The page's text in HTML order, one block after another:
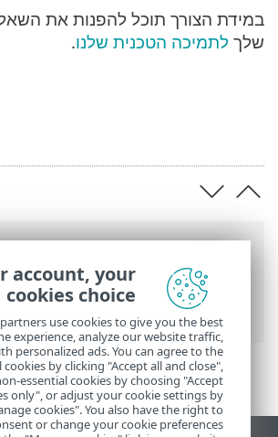
העזרה המקוונת של ESET >
Small
Business Security
> שאלות
במידת הצורך תוכל להפנות את
שלך לתמיכה הטכנית שלנו.
account, your
cookies choice
use cookies to give you the best
experience, analyze our website traffic,
personalized ads. You can agree to the
by clicking "Accept all and close",
essential cookies by choosing "Accept
only", or adjust your cookie settings by
cookies". You also have the right to
or change your cookie preferences